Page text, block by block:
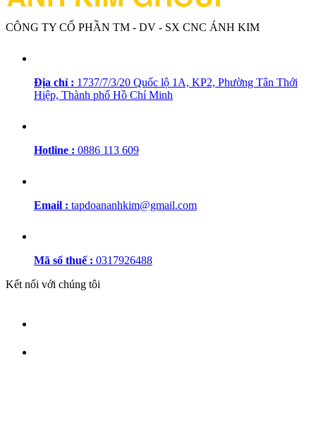
CÔNG TY CỔ PHẦN TM - DV - SX CNC ÁNH KIM
Địa chỉ : 1737/7/3/20 Quốc lộ 1A, KP2, Phường Tân Thới
Hiệp, Thành phố Hồ Chí Minh
Hotline : 0886 113 609
Email : tapdoananhkim@gmail.com
Mã số thuế : 0317926488
Kết nối với chúng tôi